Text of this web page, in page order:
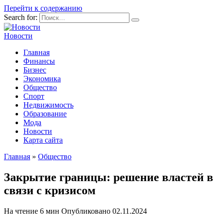
Перейти к содержанию
Search for:
Новости
Главная
Финансы
Бизнес
Экономика
Общество
Спорт
Недвижимость
Образование
Мода
Новости
Карта сайта
Главная » Общество
Закрытие границы: решение властей в
связи с кризисом
На чтение 6 мин Опубликовано 02.11.2024